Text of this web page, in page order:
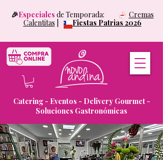
Catering - Eventos - Delivery Gourmet -
Soluciones Gastronómicas
🎉Especiales de Temporada: Cremas
Calentitas
Fiestas Patrias 2026